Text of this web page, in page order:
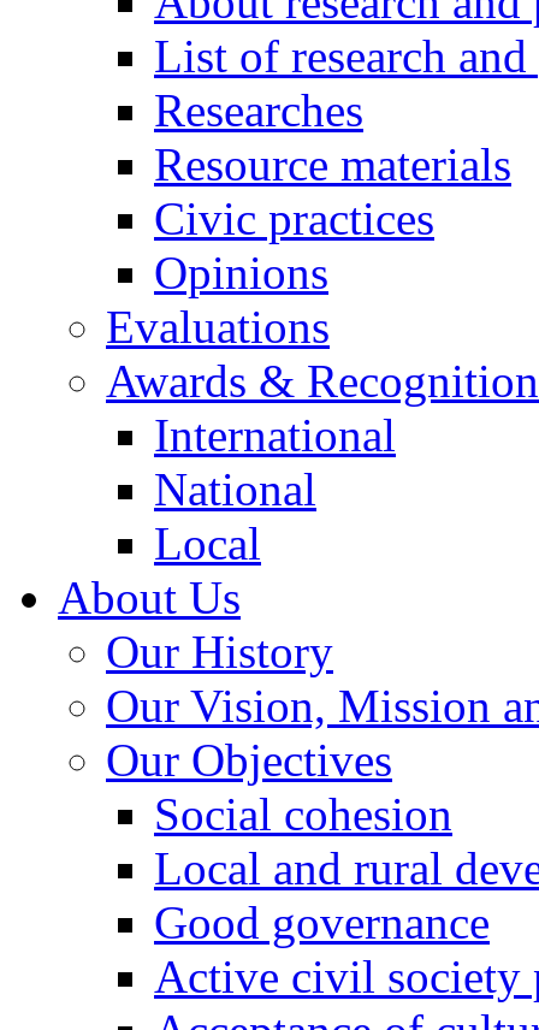
List of research
Researches
Resource materials
Civic practices
Opinions
Evaluations
Awards &
International
National
Local
About Us
Our History
Our Vision, Mission
Our Objectives
Social cohesion
Local and rural
Good governance
Active civil society